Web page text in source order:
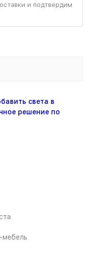
и подтвердим
света в
решение по
мебель